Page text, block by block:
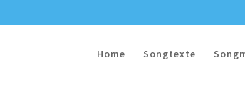
Home Songtexte